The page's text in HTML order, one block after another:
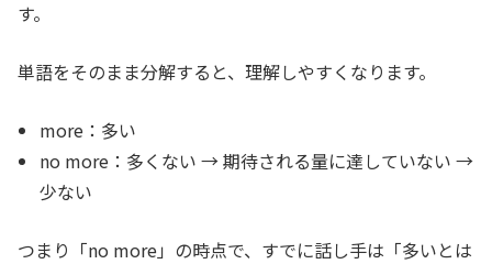
す。
単語をそのまま分解すると、理解しやすくなります。
more：多い
no more：多くない → 期待される量に達していない →
少ない
つまり「no more」の時点で、すでに話し手は「多いとは